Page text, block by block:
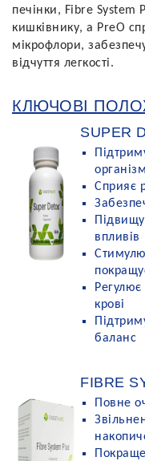
печінки, Fibre System
кишківнику, а PreO
мікрофлори,
відчуття легкості.
КЛЮЧОВІ
SUPER
Сприяє
впливів
Регулює
крові
баланс
FIBRE
Повне